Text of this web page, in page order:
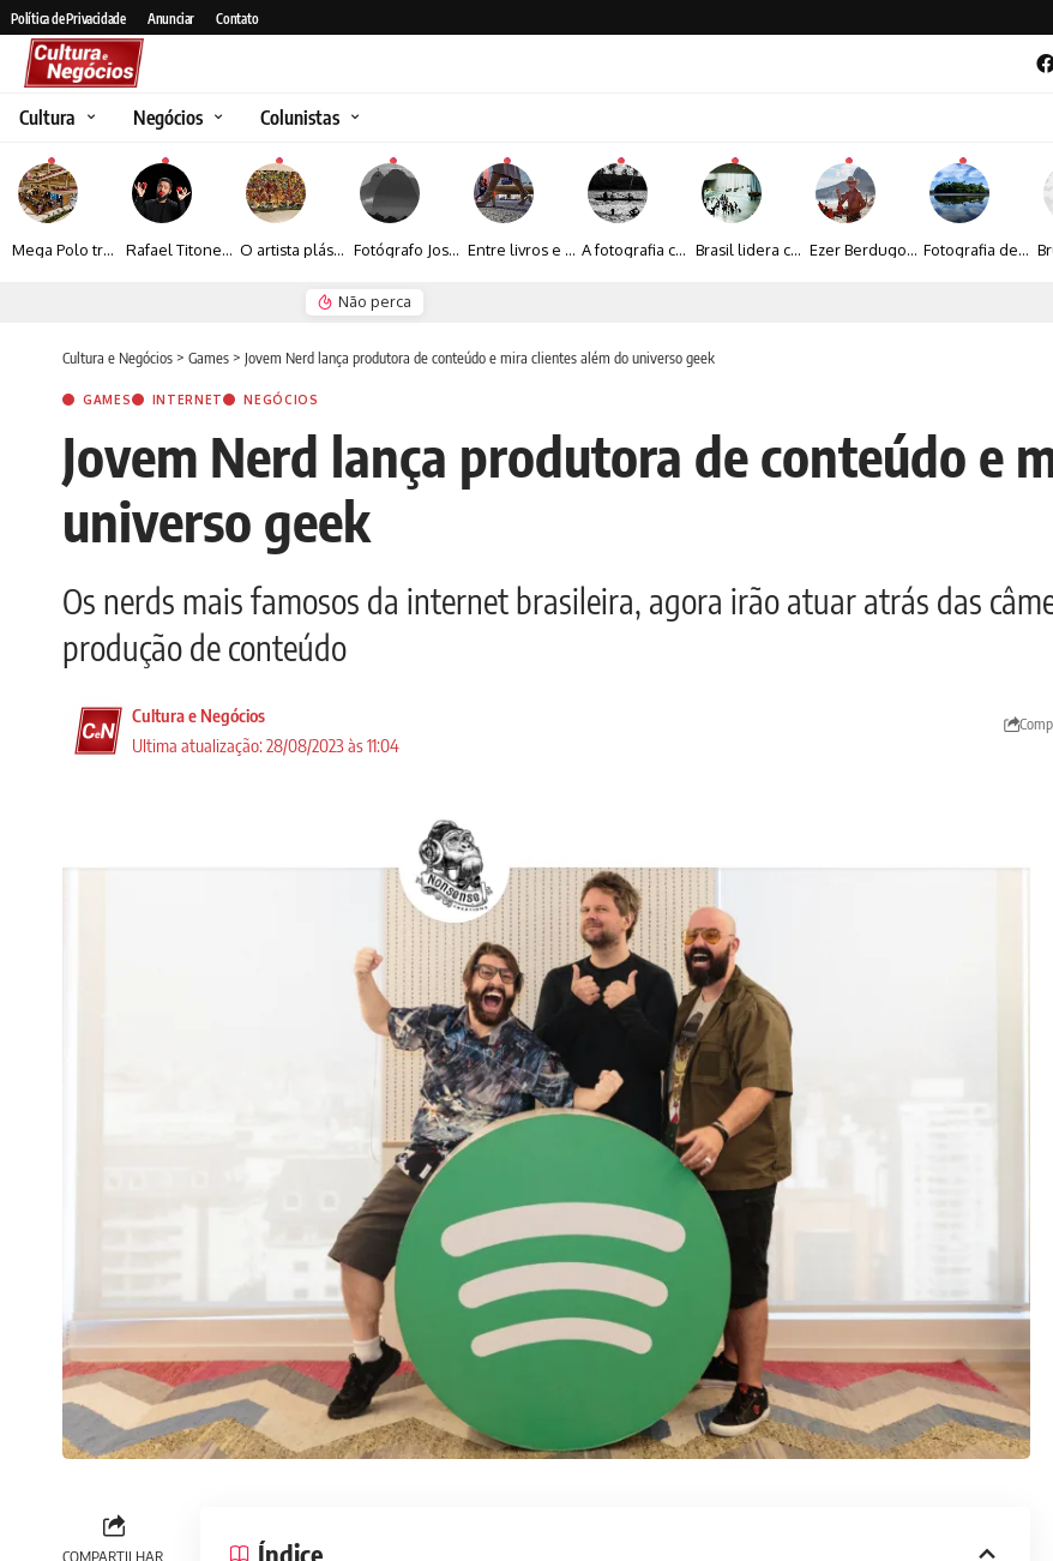
Política de Privacidade Anunciar Contato
Cultura Negócios Colunistas
Mega Polo transforma lançamento de coleção em plataforma nacional de negócios e projeta crescimento de mais de 15% Rafael Titonelly leva magia e acolhimento a crianças em tratamento oncológico em Juiz de Fora O artista plástico Jorge Luiz transforma sustentabilidade e criatividade em arte contemporânea Fotógrafo José Roberto apresenta um olhar sensível sobre arquitetura, formas e luz na fotografia Entre livros e fotografia autoral, Sebastião Reis consolida uma trajetória marcada pelo olhar artístico A fotografia contemporânea de Cynthia Feyh Jappur entre luz, movimento e arte Brasil lidera crescimento entre os 15 maiores mercados globais de viagens corporativas Ezer Berdugo transforma experiências multiculturais e memórias em narrativas visuais por meio da fotografia Fotografia de Fátima Carlini transforma paisagens naturais em experiências de contemplação
Não perca
Cultura e Negócios > Games > Jovem Nerd lança produtora de conteúdo e mira clientes além do universo geek
GAMES INTERNET NEGÓCIOS
Jovem Nerd lança produtora de conteúdo e
universo geek
Os nerds mais famosos da internet brasileira, agora irão atuar atrás das
produção de conteúdo
Ultima atualização: 28/08/2023 às 11:04
Cultura e Negócios
COMPARTILHAR Índice